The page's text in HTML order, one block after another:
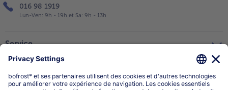
016 98 1919
Lun-Ven: 9h - 19h et Sa: 9h - 13h
Service